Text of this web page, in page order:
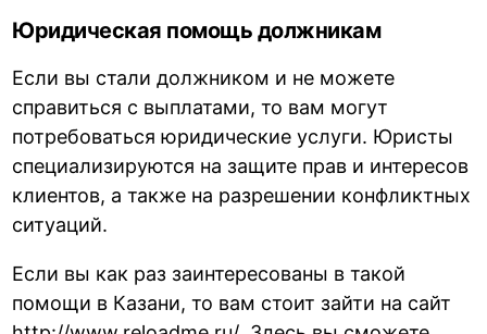
Юридическая помощь должникам
Если вы стали должником и не можете
справиться с выплатами, то вам могут
потребоваться юридические услуги. Юристы
специализируются на защите прав и интересов
клиентов, а также на разрешении конфликтных
ситуаций.
Если вы как раз заинтересованы в такой
помощи в Казани, то вам стоит зайти на сайт